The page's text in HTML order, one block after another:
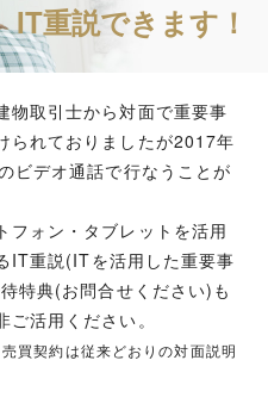
IT重説できます！
物取引士から対面で重要事
られておりましたが2017年
ビデオ通話で行なうことが
フォン・タブレットを活用
IT重説(ITを活用した重要事
特典(お問合せください)も
活用ください。
買契約は従来どおりの対面説明